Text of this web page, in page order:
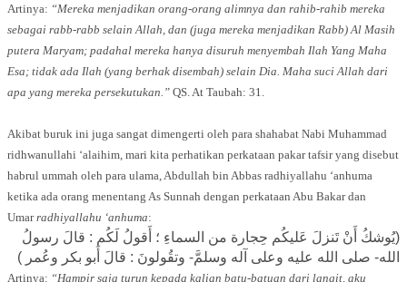
Artinya: “Mereka menjadikan orang-orang alimnya dan rahib-rahib mereka
sebagai rabb-rabb selain Allah, dan (juga mereka menjadikan Rabb) Al Masih
putera Maryam; padahal mereka hanya disuruh menyembah Ilah Yang Maha
Esa; tidak ada Ilah (yang berhak disembah) selain Dia. Maha suci Allah dari
apa yang mereka persekutukan.” QS. At Taubah: 31.
Akibat buruk ini juga sangat dimengerti oleh para shahabat Nabi Muhammad
ridhwanullahi ‘alaihim, mari kita perhatikan perkataan pakar tafsir yang disebut
habrul ummah oleh para ulama, Abdullah bin Abbas radhiyallahu ‘anhuma
ketika ada orang menentang As Sunnah dengan perkataan Abu Bakar dan
Umarradhiyallahu ‘anhuma:
(يُوشكُ أَنْ تَنزلَ عَليكُم حِجارة من السماءِ ؛ أَقولُ لَكُم : قالَ رسولُ
الله- صلى الله عليه وعلى آله وسلمَّ- وتقُولونَ : قالَ أَبو بكر وعُمر )
Artinya: “Hampir saja turun kepada kalian batu-batuan dari langit, aku